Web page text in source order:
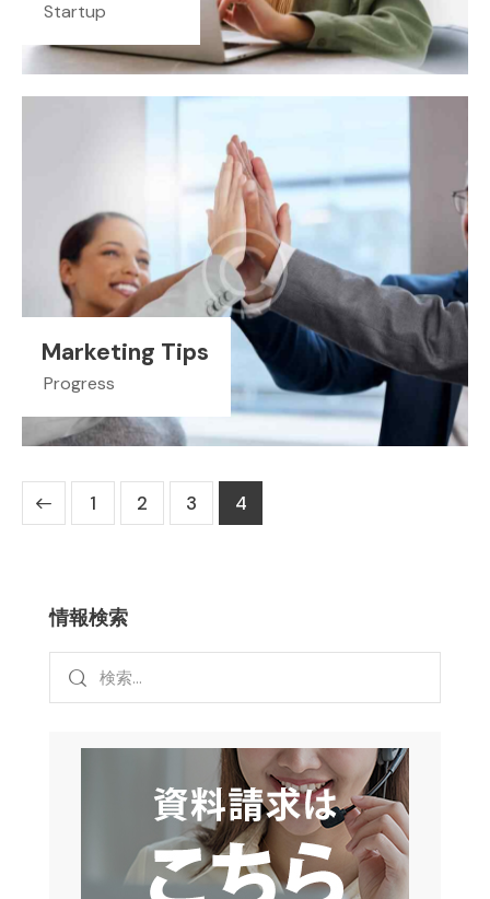
Startup
Marketing Tips
Progress
1 2 3 4
情報検索